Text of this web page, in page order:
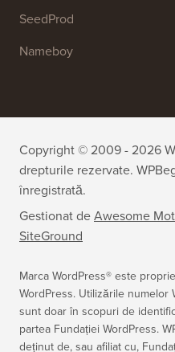
WPForms
All in One SEO
WP Mail SMTP
Smash Balloon
SeedProd
Nameboy
Copyright © 2009 - 2026
drepturile rezervate.